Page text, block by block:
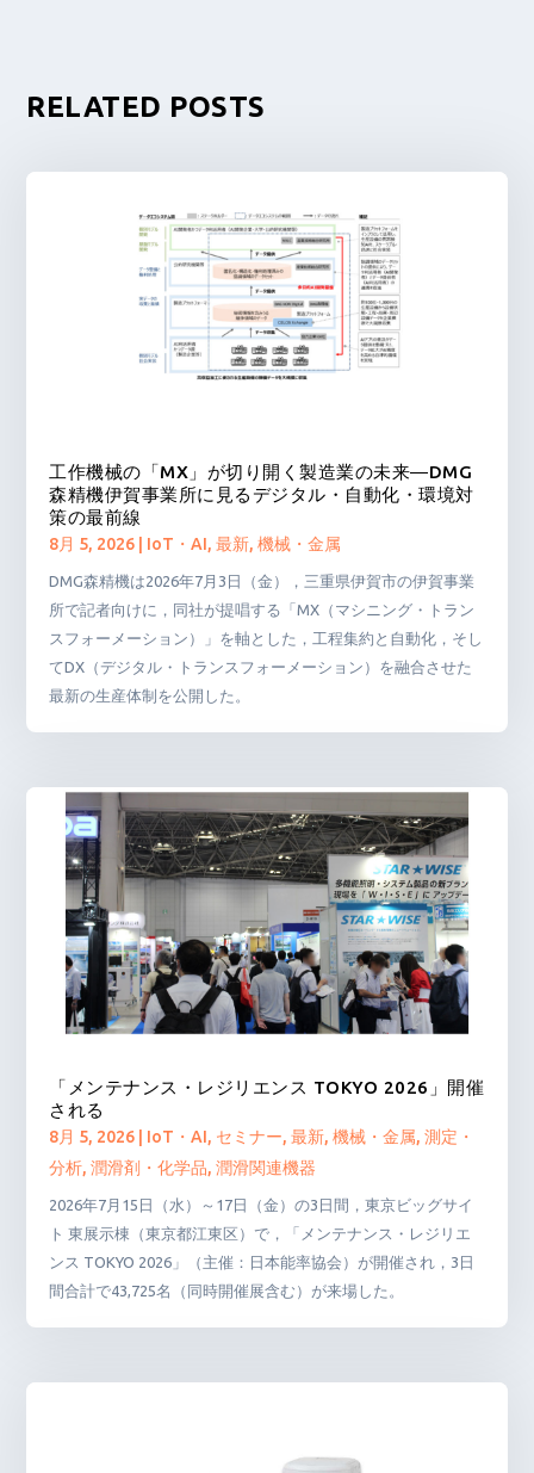
RELATED POSTS
工作機械の「MX」が切り開く製造業の未来―DMG
森精機伊賀事業所に見るデジタル・自動化・環境対
策の最前線
8月 5, 2026 | IoT・AI,最新,機械・金属
DMG森精機は2026年7月3日（金），三重県伊賀市の伊賀事業
所で記者向けに，同社が提唱する「MX（マシニング・トラン
スフォーメーション）」を軸とした，工程集約と自動化，そし
てDX（デジタル・トランスフォーメーション）を融合させた
最新の生産体制を公開した。
「メンテナンス・レジリエンス TOKYO 2026」開催
される
8月 5, 2026 | IoT・AI, セミナー,最新,機械・金属,測定・
分析,潤滑剤・化学品,潤滑関連機器
2026年7月15日（水）～17日（金）の3日間，東京ビッグサイ
ト 東展示棟（東京都江東区）で，「メンテナンス・レジリエ
ンス TOKYO 2026」（主催：日本能率協会）が開催され，3日
間合計で43,725名（同時開催展含む）が来場した。